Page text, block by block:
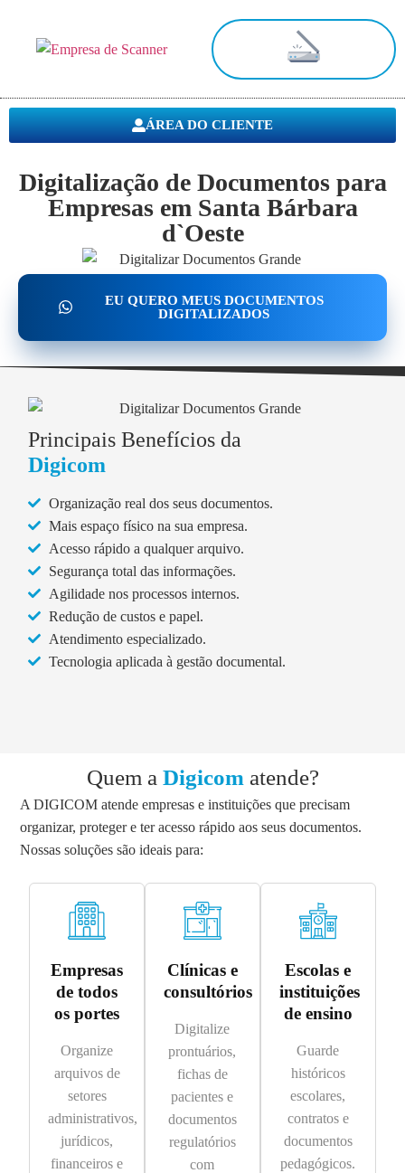
ÁREA DO CLIENTE
Digitalização de Documentos para
Empresas em Santa Bárbara
d`Oeste
EU QUERO MEUS DOCUMENTOS
DIGITALIZADOS
Principais Benefícios da
Digicom
Organização real dos seus documentos.
Mais espaço físico na sua empresa.
Acesso rápido a qualquer arquivo.
Segurança total das informações.
Agilidade nos processos internos.
Redução de custos e papel.
Atendimento especializado.
Tecnologia aplicada à gestão documental.
Quem a Digicom atende?
A DIGICOM atende empresas e instituições que precisam
organizar, proteger e ter acesso rápido aos seus documentos.
Nossas soluções são ideais para:
Empresas
de todos
os portes
Organize
arquivos de
setores
administrativos,
jurídicos,
financeiros e
Clínicas e
consultórios
Digitalize
prontuários,
fichas de
pacientes e
documentos
regulatórios
com
Escolas e
instituições
de ensino
Guarde
históricos
escolares,
contratos e
documentos
pedagógicos.